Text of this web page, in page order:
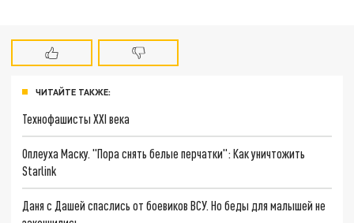
ЧИТАЙТЕ ТАКЖЕ:
Технофашисты XXI века
Оплеуха Маску. "Пора снять белые перчатки": Как уничтожить
Starlink
Даня с Дашей спаслись от боевиков ВСУ. Но беды для малышей не